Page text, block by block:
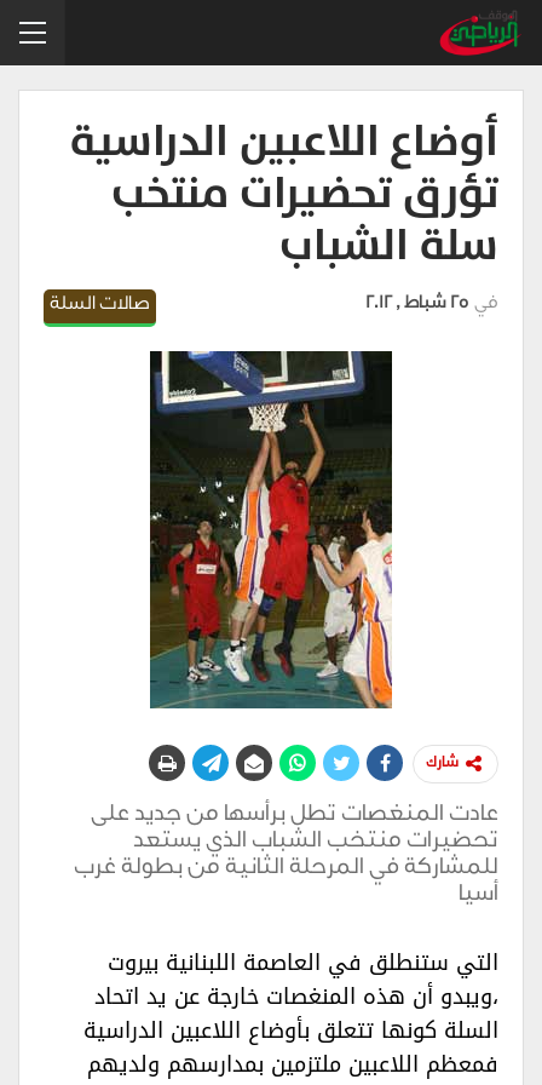
أوضاع اللاعبين الدراسية
تؤرق تحضيرات منتخب
سلة الشباب
صالات السلة في 25 شباط , 2012
شارك
عادت المنغصات تطل برأسها من جديد على
تحضيرات منتخب الشباب الذي يستعد
للمشاركة في المرحلة الثانية من بطولة غرب
أسيا
التي ستنطلق في العاصمة اللبنانية بيروت
،ويبدو أن هذه المنغصات خارجة عن يد اتحاد
السلة كونها تتعلق بأوضاع اللاعبين الدراسية
فمعظم اللاعبين ملتزمين بمدارسهم ولديهم